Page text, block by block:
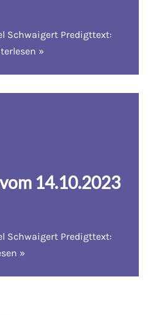
Schwaigert Predigttext:
»
14.10.2023
Schwaigert Predigttext:
»